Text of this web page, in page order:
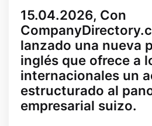
15.04.2026, Con
lanzado una nueva
inglés que ofrece a
internacionales un
estructurado al
empresarial suizo.